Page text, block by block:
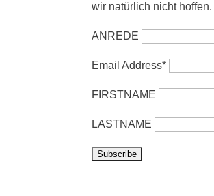
wir natürlich nicht hoffen.
ANREDE
Email Address*
FIRSTNAME
LASTNAME